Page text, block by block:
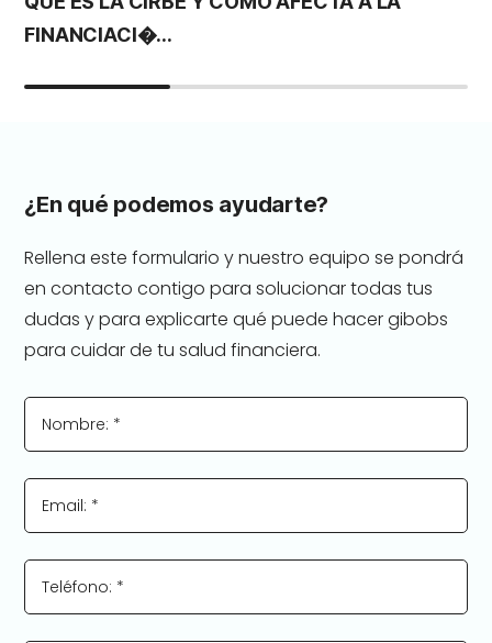
FINANCIACI�...
¿En qué podemos ayudarte?
Rellena este formulario y nuestro equipo se pondrá
en contacto contigo para solucionar todas tus
dudas y para explicarte qué puede hacer gibobs
para cuidar de tu salud financiera.
Nombre: *
Email: *
Teléfono: *